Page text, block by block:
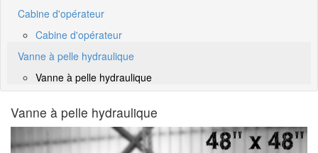
Cabine d'opérateur
Cabine d'opérateur
Vanne à pelle hydraulique
Vanne à pelle hydraulique
Vanne à pelle hydraulique